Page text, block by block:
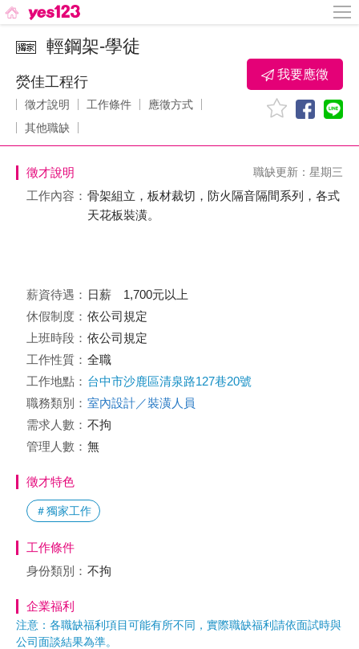
輕鋼架-學徒
熒佳工程行
徵才說明 工作條件
應徵方式
其他職缺
我要應徵
徵才說明 職缺更新：星期三
工作內容： 骨架組立，板材裁切，防火隔音隔間系列，各式
天花板裝潢。
薪資待遇： 日薪 1,700元以上
休假制度： 依公司規定
上班時段： 依公司規定
工作性質： 全職
工作地點： 台中市沙鹿區清泉路127巷20號
職務類別： 室內設計／裝潢人員
需求人數： 不拘
管理人數： 無
徵才特色
＃獨家工作
工作條件
身份類別： 不拘
企業福利
注意：各職缺福利項目可能有所不同，實際職缺福利請依面試時與
公司面談結果為準。